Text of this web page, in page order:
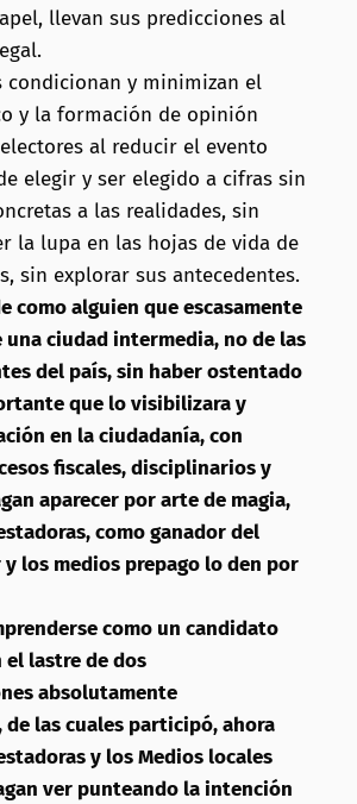
llevan sus predicciones al
condicionan y minimizan el
y la formación de opinión
al reducir el evento
elegir y ser elegido a cifras sin
a las realidades, sin
la lupa en las hojas de vida de
sin explorar sus antecedentes.
como alguien que escasamente
una ciudad intermedia, no de las
del país, sin haber ostentado
que lo visibilizara y
en la ciudadanía, con
fiscales, disciplinarios y
aparecer por arte de magia,
como ganador del
los medios prepago lo den por
como un candidato
el lastre de dos
absolutamente
de las cuales participó, ahora
y los Medios locales
ver punteando la intención